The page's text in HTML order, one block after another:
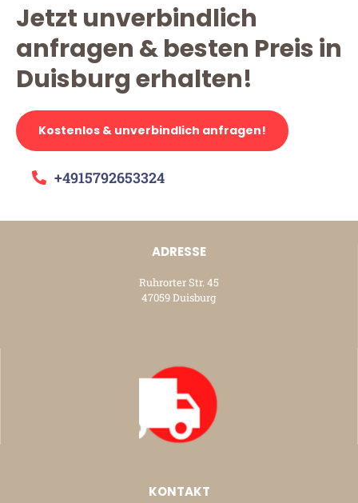
Jetzt unverbindlich
anfragen & besten Preis in
Duisburg erhalten!
Kostenlos & unverbindlich anfragen!
+4915792653324
ADRESSE
Ruhrorter Str. 45
47059 Duisburg
KONTAKT